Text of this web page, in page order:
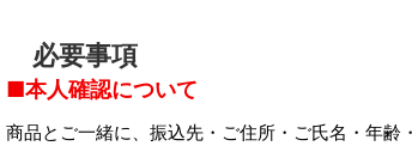
必要事項
本人確認について
商品とご一緒に、振込先・ご住所・ご氏名・年齢